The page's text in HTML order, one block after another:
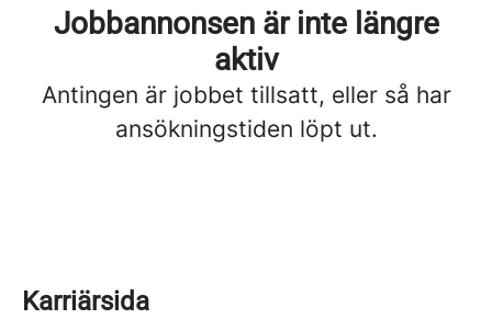
Jobbannonsen är inte längre
aktiv
Antingen är jobbet tillsatt, eller så har
ansökningstiden löpt ut.
Karriärsida